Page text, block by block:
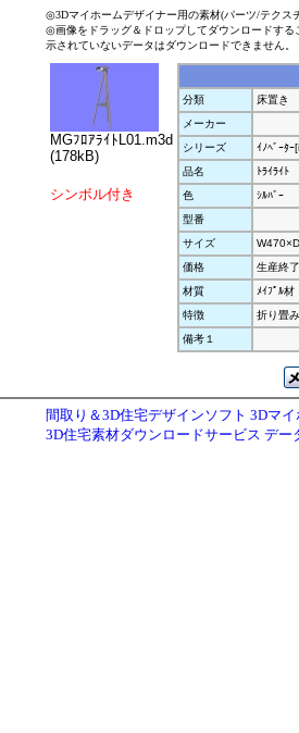
◎3Dマイホームデザイナー用の素材(パーツ/テクス
◎画像をドラッグ＆ドロップしてダウンロードす
示されていないデータはダウンロードできません。
MGﾌﾛｱﾗｲﾄL01.m3d
(178kB)
シンボル付き
分類
床置き
メーカー
シリーズ
ｲﾉﾍﾞｰﾀ
品名
ﾄﾗｲﾗｲﾄ
色
ｼﾙﾊﾞｰ
型番
サイズ
価格
生産終了
材質
ﾒｲﾌﾟﾙ材
特徴
折り畳
備考１
間取り＆3D住宅デザインソフト 3Dマ
3D住宅素材ダウンロードサービス デー